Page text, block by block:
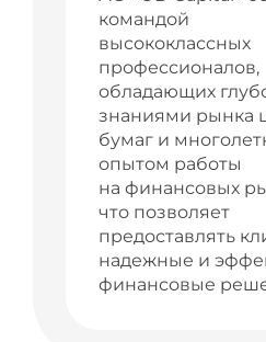
командой
высококлассных
профессионалов,
обладающих
знаниями рынка
бумаг и
опытом работы
на финансовых
что позволяет
предоставлять
надежные и
финансовые